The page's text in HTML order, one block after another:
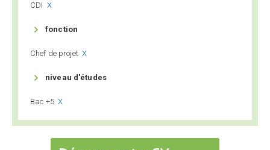
CDI X
 fonction
Chef de projetX
 niveau d'études
Bac +5X